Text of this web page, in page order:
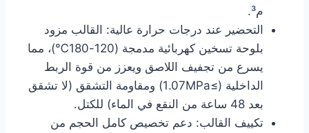
م³.
التحضير عند درجات حرارة عالية: القالب مزود
بلوحة تسخين كهربائية مدمجة (120-180℃)، مما
يسرع من تجفيف اللاصق ويعزز من قوة الربط
الداخلية (≥1.07MPa) ومقاومة التشقق (لا تشقق
بعد 48 ساعة من النقع في الماء) للكتل.
تكييف القالب: دعم تخصيص كامل الحجم من